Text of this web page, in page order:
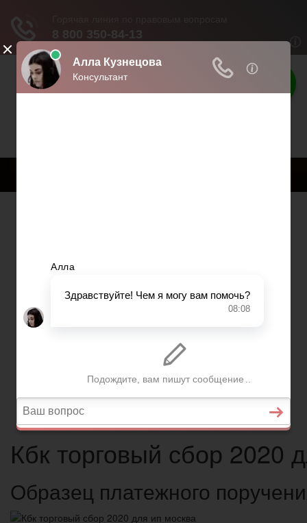
Твои права
Возврат товаров
Военное право
Вопросы и ответы
Возврат товаров
Военное право
Вопросы и ответы
Кбк торговый сбор 2020
Образец платежного